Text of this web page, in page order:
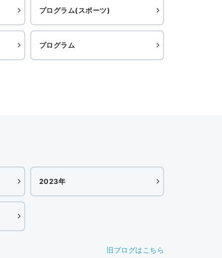
プログラム(スポーツ)
プログラム
2023年
旧ブログはこちら